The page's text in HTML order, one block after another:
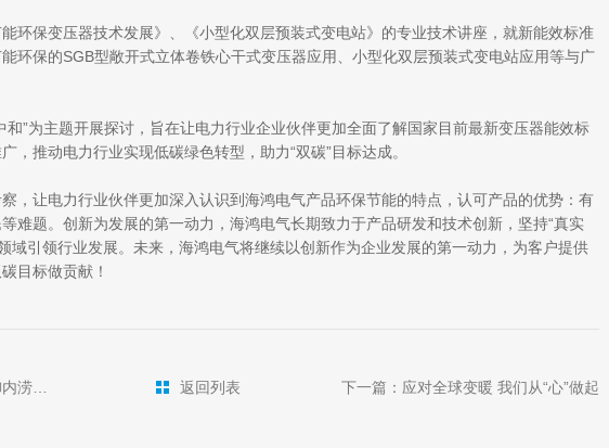
环保变压器技术发展》、《小型化双层预装式变电站》的专业技术讲座，就新能效标准
环保的SGB型敞开式立体卷铁心干式变压器应用、小型化双层预装式变电站应用等与广
”为主题开展探讨，旨在让电力行业企业伙伴更加全面了解国家目前最新变压器能效标
，推动电力行业实现低碳绿色转型，助力“双碳”目标达成。
，让电力行业伙伴更加深入认识到海鸿电气产品环保节能的特点，认可产品的优势：有
难题。创新为发展的第一动力，海鸿电气长期致力于产品研发和技术创新，坚持“真实
域引领行业发展。未来，海鸿电气将继续以创新作为企业发展的第一动力，为客户提供
目标做贡献！
返回列表 下一篇：应对全球变暖 我们从“心”做起